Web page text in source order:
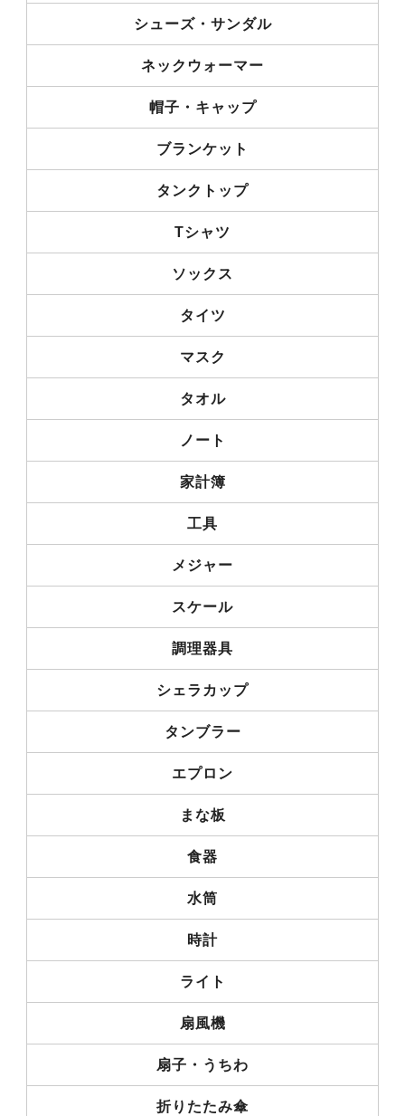
シューズ・サンダル
ネックウォーマー
帽子・キャップ
ブランケット
タンクトップ
Tシャツ
ソックス
タイツ
マスク
タオル
ノート
家計簿
工具
メジャー
スケール
調理器具
シェラカップ
タンブラー
エプロン
まな板
食器
水筒
時計
ライト
扇風機
扇子・うちわ
折りたたみ傘